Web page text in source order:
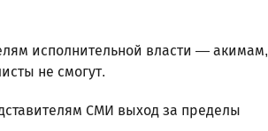
исполнительной власти — акимам,
не смогут.
СМИ выход за пределы